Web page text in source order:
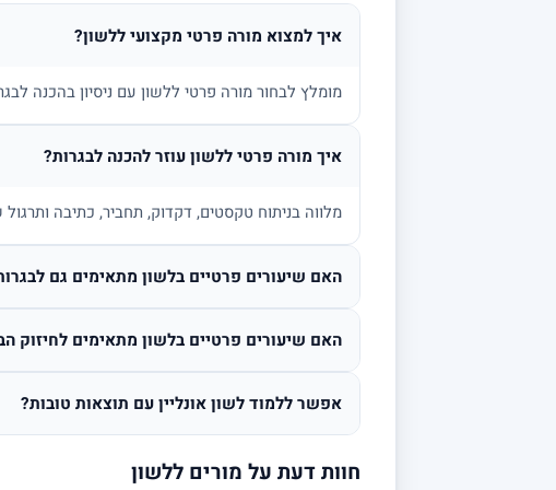
איך למצוא מורה פרטי מקצועי ללשון?
מומלץ לבחור מורה פרטי ללשון עם ניסיון בהכנה
איך מורה פרטי ללשון עוזר להכנה לבגרות?
מלווה בניתוח טקסטים, דקדוק, תחביר, כתיבה
האם שיעורים פרטיים בלשון מתאימים גם
האם שיעורים פרטיים בלשון מתאימים לחיזוק
אפשר ללמוד לשון אונליין עם תוצאות טובות?
חוות דעת על מורים ללשון